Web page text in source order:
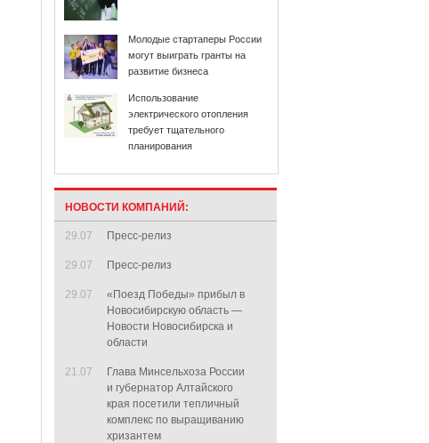
Молодые стартаперы России
могут выиграть гранты на
развитие бизнеса
Использование
электрического отопления
требует тщательного
планирования
НОВОСТИ КОМПАНИЙ:
29.07 Пресс-релиз
29.07 Пресс-релиз
29.07
«Поезд Победы» прибыл в
Новосибирскую область —
Новости Новосибирска и
области
21.07
Глава Минсельхоза России
и губернатор Алтайского
края посетили тепличный
комплекс по выращиванию
хризантем